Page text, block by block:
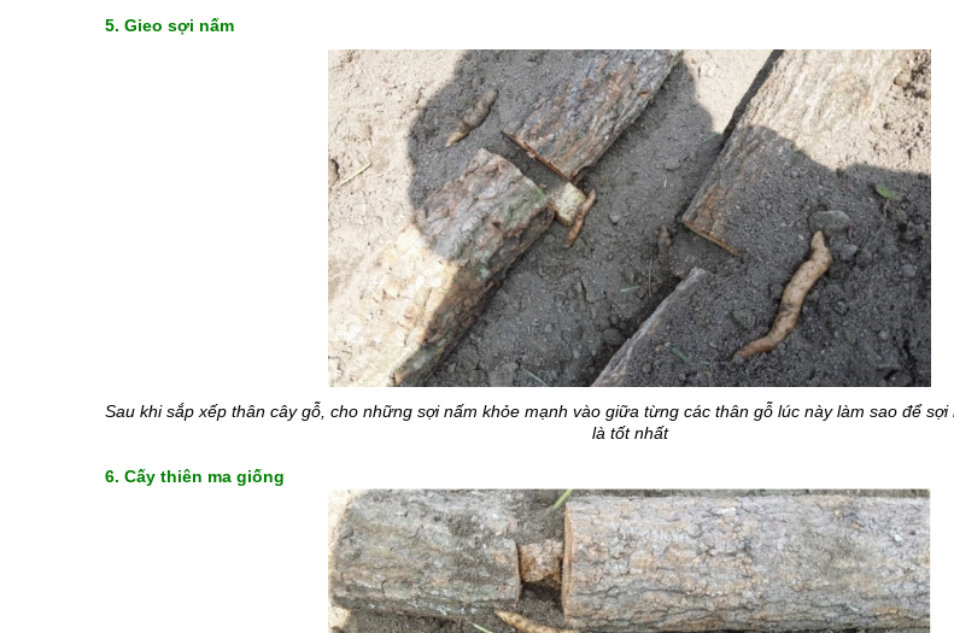
5. Gieo sợi nấm
Sau khi sắp xếp thân cây gỗ, cho những sợi nấm khỏe mạnh vào giữa từng các thân gỗ lúc này làm sao để
là tốt nhất
6. Cấy thiên ma giống